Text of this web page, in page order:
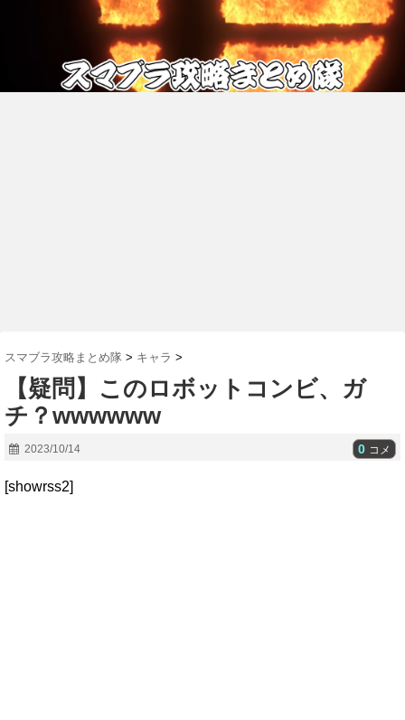
スマブラ攻略まとめ隊 > キャラ >
【疑問】このロボットコンビ、ガ
チ？wwwwww
2023/10/14 0 コメ
[showrss2]